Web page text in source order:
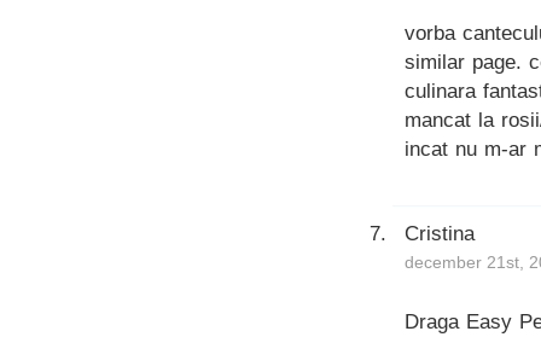
vorba
similar page.
culinara
mancat la
incat nu m-ar
Cristina
december 21st,
Draga Easy